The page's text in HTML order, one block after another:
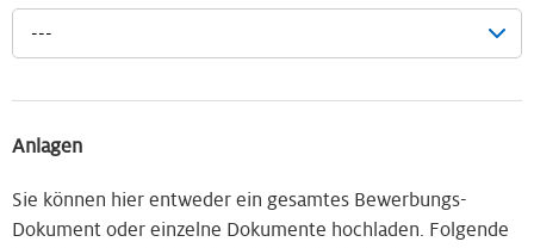
---
Anlagen
Sie können hier entweder ein gesamtes Bewerbungs-
Dokument oder einzelne Dokumente hochladen. Folgende